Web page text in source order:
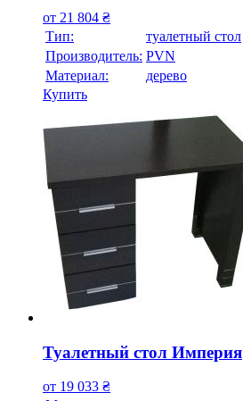
от 21 804 ₴
Тип:
туалетный стол
Производитель: PVN
Материал:
дерево
Купить
Туалетный стол Империя
от 19 033 ₴